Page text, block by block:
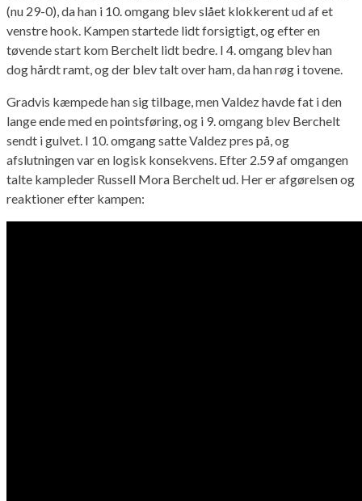
(nu 29-0), da han i 10. omgang blev slået klokkerent ud af et
venstre hook. Kampen startede lidt forsigtigt, og efter en
tøvende start kom Berchelt lidt bedre. I 4. omgang blev han
dog hårdt ramt, og der blev talt over ham, da han røg i tovene.
Gradvis kæmpede han sig tilbage, men Valdez havde fat i den
lange ende med en pointsføring, og i 9. omgang blev Berchelt
sendt i gulvet. I 10. omgang satte Valdez pres på, og
afslutningen var en logisk konsekvens. Efter 2.59 af omgangen
talte kampleder Russell Mora Berchelt ud. Her er afgørelsen og
reaktioner efter kampen: